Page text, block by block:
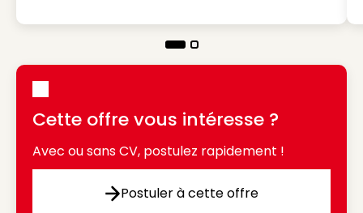
Cette offre vous intéresse ?
Avec ou sans CV, postulez rapidement !
Postuler à cette offre
Postuler à cette offre